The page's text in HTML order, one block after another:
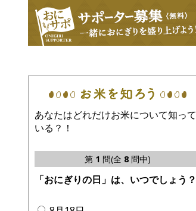
あなたはどれだけお米について知って
いる？！
第 1 問(全 8問中)
「おにぎりの日」は、いつでしょう？